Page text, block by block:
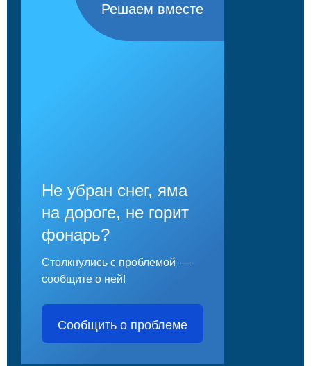
Решаем вместе
Не убран снег, яма
на дороге, не горит
фонарь?
Столкнулись с проблемой —
сообщите о ней!
Сообщить о проблеме